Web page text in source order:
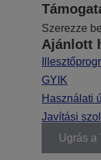
Szerezze
Ajánlott
GYIK
Használati
Javítási
Ugrás a